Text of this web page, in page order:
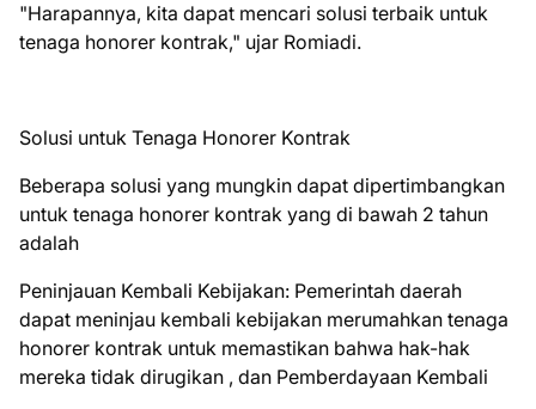
"Harapannya, kita dapat mencari solusi terbaik untuk
tenaga honorer kontrak," ujar Romiadi.
Solusi untuk Tenaga Honorer Kontrak
Beberapa solusi yang mungkin dapat dipertimbangkan
untuk tenaga honorer kontrak yang di bawah 2 tahun
adalah
Peninjauan Kembali Kebijakan: Pemerintah daerah
dapat meninjau kembali kebijakan merumahkan tenaga
honorer kontrak untuk memastikan bahwa hak-hak
mereka tidak dirugikan , dan Pemberdayaan Kembali